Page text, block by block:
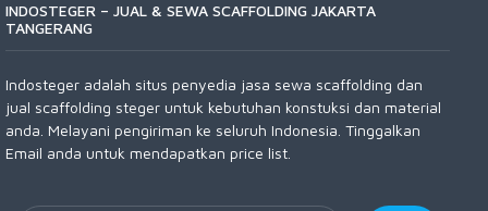
INDOSTEGER – JUAL & SEWA SCAFFOLDING JAKARTA
TANGERANG
Indosteger adalah situs penyedia jasa sewa scaffolding dan
jual scaffolding steger untuk kebutuhan konstuksi dan material
anda. Melayani pengiriman ke seluruh Indonesia. Tinggalkan
Email anda untuk mendapatkan price list.